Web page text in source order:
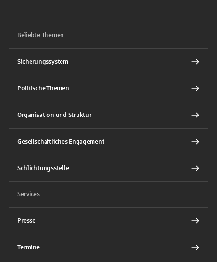
Beliebte Themen
Sicherungssystem
Politische Themen
Organisation und Struktur
Gesellschaftliches Engagement
Schlichtungsstelle
Services
Presse
Termine